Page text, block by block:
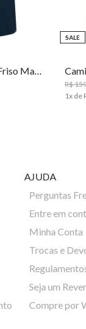
Polo Slim Fit Punho Friso Masculina Individual
SALE
R$
1x de
AJUDA
Perguntas
Entre em
Minha Conta
Trocas e
Seja um
Compre por